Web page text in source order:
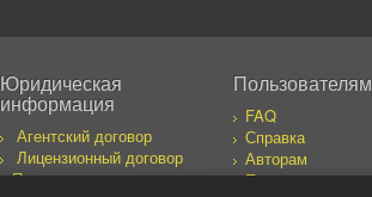
Юридическая
информация
Агентский договор
Лицензионный договор
Правила пользования
Пользователям
FAQ
Справка
Авторам
Покупателям